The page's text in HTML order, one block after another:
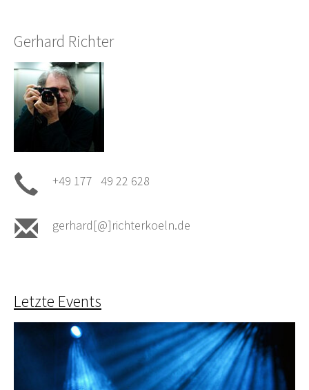
Gerhard Richter
+49 177 49 22 628
gerhard[@]richterkoeln.de
Letzte Events